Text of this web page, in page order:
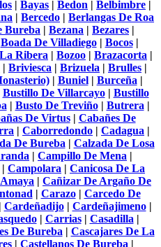
| Bayas | Bedon | Belbimbre |
| Bercedo | Berlangas De Roa
Bureba | Bezana | Bezares |
Boada De Villadiego| Bocos|
Ribera | Bozoo | Brazacorta |
| Briviesca | Brizuela | Brulles |
| Buniel| Burceña|
Bustillo De Villarcayo| Bustillo
| Busto De Treviño| Butrera|
De Virtus| Cabañes De
| Caborredondo | Cadagua |
De Bureba| Calzada De Losa
| Campillo De Mena |
| Campolara | Canicosa De La
| Cañizar De Argaño De
| Carazo| Carcedo De
Cardeñadijo| Cardeñajimeno|
| Carrias| Casadilla|
De Bureba| Cascajares De La
| Castellanos De Bureba|